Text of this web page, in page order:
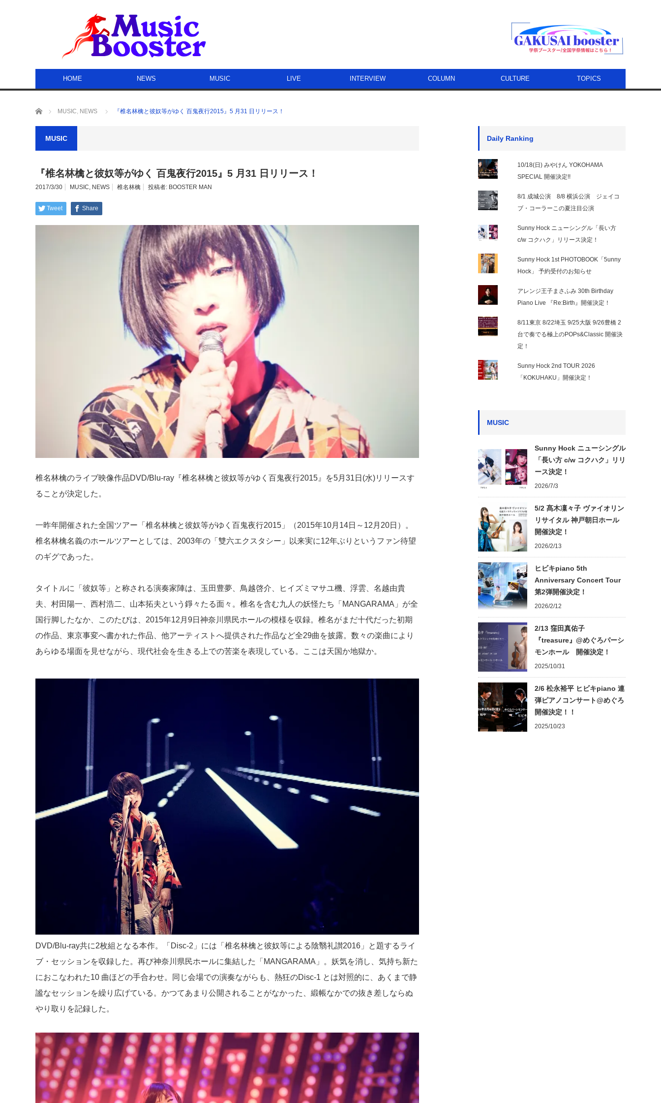
HOME NEWS MUSIC LIVE INTERVIEW COLUMN CULTURE TOPICS
ホーム MUSIC, NEWS 『椎名林檎と彼奴等がゆく 百鬼夜行2015』5 月31 日リリース！
MUSIC
『椎名林檎と彼奴等がゆく 百鬼夜行2015』5 月31 日リリース！
2017/3/30 MUSIC, NEWS 椎名林檎 投稿者: BOOSTER MAN
Tweet Share
椎名林檎のライブ映像作品DVD/Blu-ray『椎名林檎と彼奴等がゆく百鬼夜行2015』を5月31日(水)リリースす
ることが決定した。
一昨年開催された全国ツアー「椎名林檎と彼奴等がゆく百鬼夜行2015」（2015年10月14日～12月20日）。
椎名林檎名義のホールツアーとしては、2003年の「雙六エクスタシー」以来実に12年ぶりというファン待望
のギグであった。
タイトルに「彼奴等」と称される演奏家陣は、玉田豊夢、鳥越啓介、ヒイズミマサユ機、浮雲、名越由貴
夫、村田陽一、西村浩二、山本拓夫という錚々たる面々。椎名を含む九人の妖怪たち「MANGARAMA」が全
国行脚したなか、このたびは、2015年12月9日神奈川県民ホールの模様を収録。椎名がまだ十代だった初期
の作品、東京事変へ書かれた作品、他アーティストへ提供された作品など全29曲を披露。数々の楽曲により
あらゆる場面を見せながら、現代社会を生きる上での苦楽を表現している。ここは天国か地獄か。
DVD/Blu-ray共に2枚組となる本作。「Disc-2」には「椎名林檎と彼奴等による陰翳礼讃2016」と題するライ
ブ・セッションを収録した。再び神奈川県民ホールに集結した「MANGARAMA」。妖気を消し、気持ち新た
におこなわれた10 曲ほどの手合わせ。同じ会場での演奏ながらも、熱狂のDisc-1 とは対照的に、あくまで静
謐なセッションを繰り広げている。かつてあまり公開されることがなかった、緞帳なかでの抜き差しならぬ
やり取りを記録した。
Daily Ranking
10/18(日) みやけん YOKOHAMA
SPECIAL 開催決定!!
8/1 成城公演 8/8 横浜公演 ジェイコ
ブ・コーラーこの夏注目公演
Sunny Hock ニューシングル「長い方
c/w コクハク」リリース決定！
Sunny Hock 1st PHOTOBOOK「5unny
Hock」 予約受付のお知らせ
アレンジ王子まさふみ 30th Birthday
Piano Live 『Re:Birth』開催決定！
8/11東京 8/22埼玉 9/25大阪 9/26豊橋 2
台で奏でる極上のPOPs&Classic 開催決
定！
Sunny Hock 2nd TOUR 2026
「KOKUHAKU」開催決定！
MUSIC
Sunny Hock ニューシングル
「長い方 c/w コクハク」リリ
ース決定！
2026/7/3
5/2 髙木凜々子 ヴァイオリン
リサイタル 神戸朝日ホール
開催決定！
2026/2/13
ヒビキpiano 5th
Anniversary Concert Tour
第2弾開催決定！
2026/2/12
2/13 窪田真佑子
『treasure』@めぐろパーシ
モンホール 開催決定！
2025/10/31
2/6 松永裕平 ヒビキpiano 連
弾ピアノコンサート@めぐろ
開催決定！！
2025/10/23